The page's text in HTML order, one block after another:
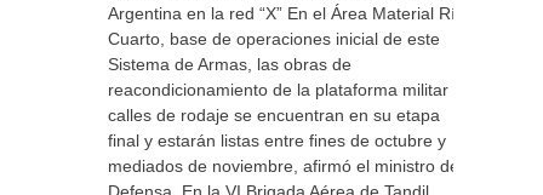
Argentina en la red “X” En el Área Material Río
Cuarto, base de operaciones inicial de este
Sistema de Armas, las obras de
reacondicionamiento de la plataforma militar y
calles de rodaje se encuentran en su etapa
final y estarán listas entre fines de octubre y
mediados de noviembre, afirmó el ministro de